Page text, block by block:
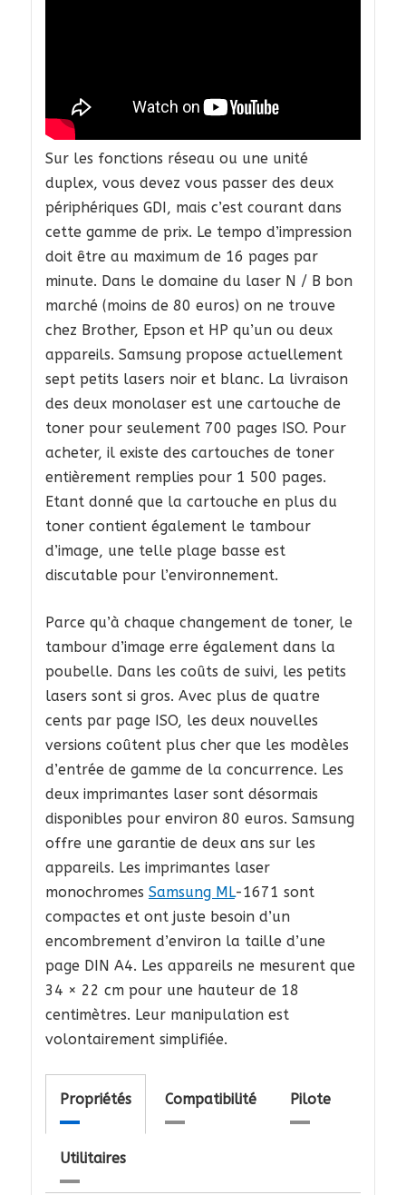
Sur les fonctions réseau ou une unité
duplex, vous devez vous passer des deux
périphériques GDI, mais c’est courant dans
cette gamme de prix. Le tempo d’impression
doit être au maximum de 16 pages par
minute. Dans le domaine du laser N / B bon
marché (moins de 80 euros) on ne trouve
chez Brother, Epson et HP qu’un ou deux
appareils. Samsung propose actuellement
sept petits lasers noir et blanc. La livraison
des deux monolaser est une cartouche de
toner pour seulement 700 pages ISO. Pour
acheter, il existe des cartouches de toner
entièrement remplies pour 1 500 pages.
Etant donné que la cartouche en plus du
toner contient également le tambour
d’image, une telle plage basse est
discutable pour l’environnement.
Parce qu’à chaque changement de toner, le
tambour d’image erre également dans la
poubelle. Dans les coûts de suivi, les petits
lasers sont si gros. Avec plus de quatre
cents par page ISO, les deux nouvelles
versions coûtent plus cher que les modèles
d’entrée de gamme de la concurrence. Les
deux imprimantes laser sont désormais
disponibles pour environ 80 euros. Samsung
offre une garantie de deux ans sur les
appareils. Les imprimantes laser
monochromes Samsung ML-1671 sont
compactes et ont juste besoin d’un
encombrement d’environ la taille d’une
page DIN A4. Les appareils ne mesurent que
34 × 22 cm pour une hauteur de 18
centimètres. Leur manipulation est
volontairement simplifiée.
Propriétés Compatibilité Pilote
Utilitaires